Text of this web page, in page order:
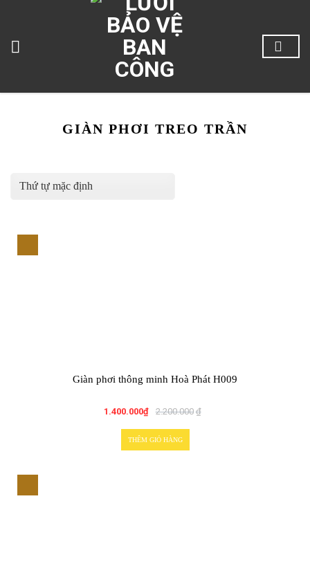
content
GIÀN PHƠI TREO TRẦN
Giàn phơi thông minh Hoà Phát H009
1.400.000₫ 2.200.000 ₫
THÊM GIỎ HÀNG